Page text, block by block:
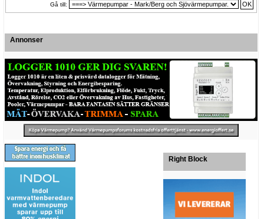
Gå till:
Annonser
Right Block